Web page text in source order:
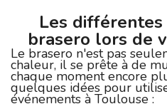
Les
brasero lors de
Le brasero n'est pas
chaleur, il se prête à de
chaque moment encore
quelques idées pour
événements à Toulouse :